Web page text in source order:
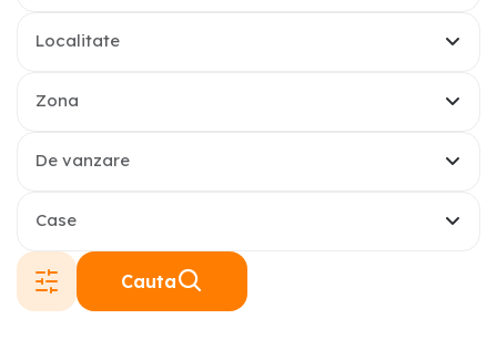
Localitate
Zona
De vanzare
Case
Cauta